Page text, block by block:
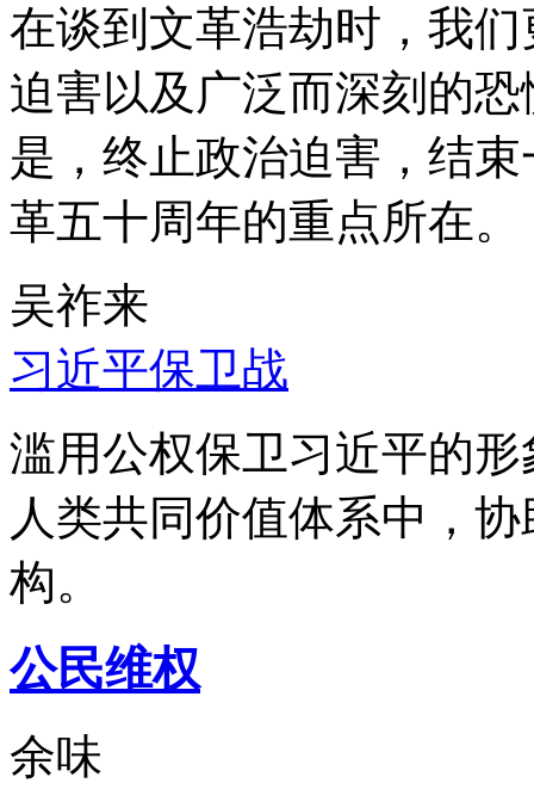
在谈到文革浩劫时，我
迫害以及广泛而深刻的
是，终止政治迫害，结
革五十周年的重点所在。
吴祚来
习近平保卫战
滥用公权保卫习近平的
人类共同价值体系中，
构。
公民维权
余味